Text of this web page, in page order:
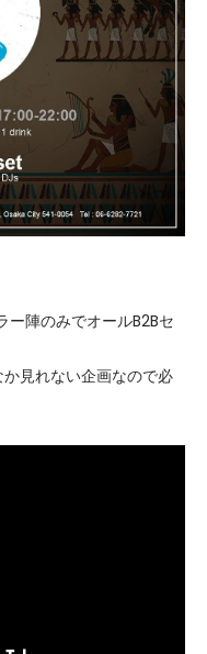
ー陣のみでオールB2Bセ
見れない企画なので必